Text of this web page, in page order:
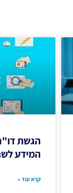
הגשת
המידע
קרא עוד »